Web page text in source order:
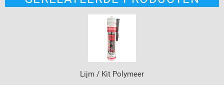
Lijm / Kit Polymeer